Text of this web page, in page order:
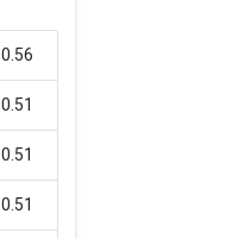
0.56
0.51
0.51
0.51